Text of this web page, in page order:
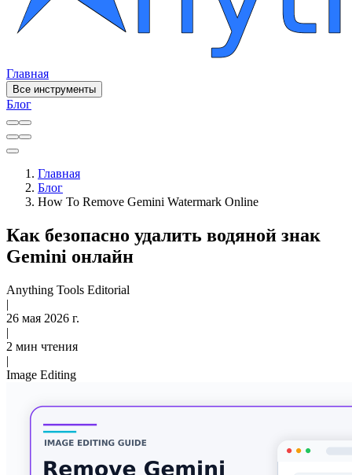
Главная
Все инструменты
Блог
Главная
Блог
How To Remove Gemini Watermark Online
Как безопасно удалить водяной знак
Gemini онлайн
Anything Tools Editorial
|
26 мая 2026 г.
|
2 мин чтения
|
Image Editing